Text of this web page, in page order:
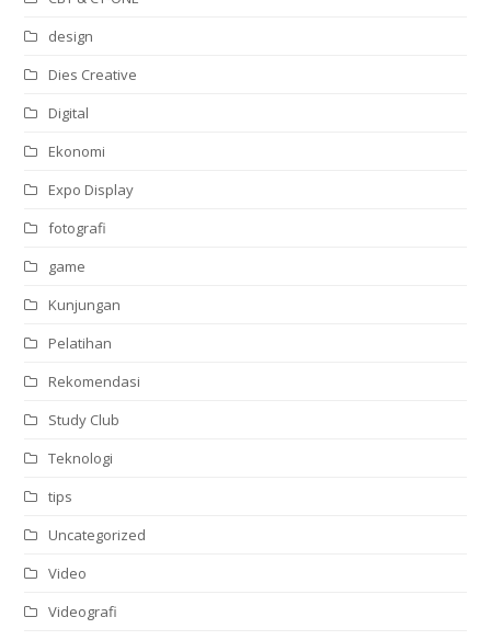
design
Dies Creative
Digital
Ekonomi
Expo Display
fotografi
game
Kunjungan
Pelatihan
Rekomendasi
Study Club
Teknologi
tips
Uncategorized
Video
Videografi